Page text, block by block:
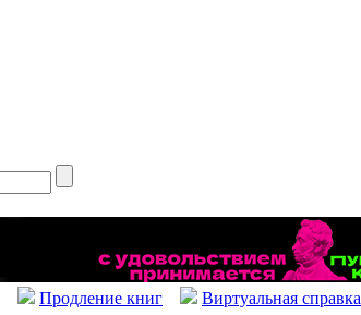
Продление книг Виртуальная справка